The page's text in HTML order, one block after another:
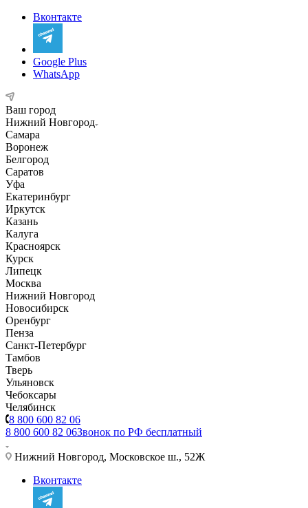
Вконтакте
Google Plus
WhatsApp
Ваш город
Нижний Новгород
Самара
Воронеж
Белгород
Саратов
Уфа
Екатеринбург
Иркутск
Казань
Калуга
Красноярск
Курск
Липецк
Москва
Нижний Новгород
Новосибирск
Оренбург
Пенза
Санкт-Петербург
Тамбов
Тверь
Ульяновск
Чебоксары
Челябинск
8 800 600 82 06
8 800 600 82 06Звонок по РФ бесплатный
Нижний Новгород, Московское ш., 52Ж
Вконтакте